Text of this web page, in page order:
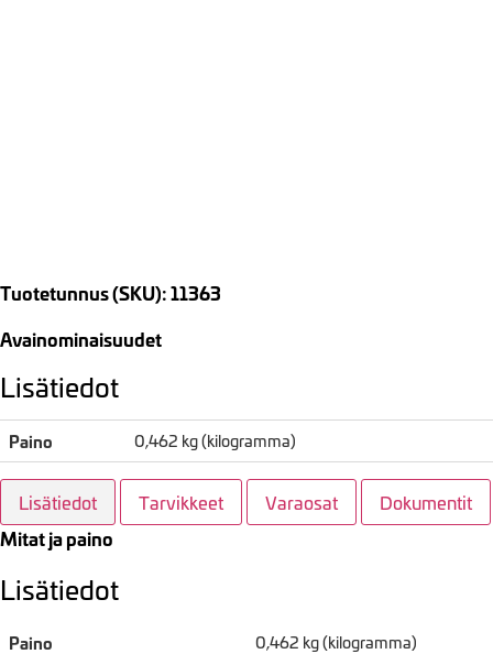
Tuotetunnus (SKU): 11363
Avainominaisuudet
Lisätiedot
Paino 0,462 kg (kilogramma)
Lisätiedot Tarvikkeet Varaosat Dokumentit
Mitat ja paino
Lisätiedot
Paino 0,462 kg (kilogramma)